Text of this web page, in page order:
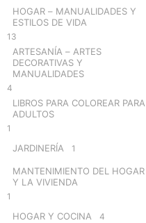
HOGAR – MANUALIDADES Y
ESTILOS DE VIDA
13
ARTESANÍA – ARTES
DECORATIVAS Y
MANUALIDADES
4
LIBROS PARA COLOREAR PARA
ADULTOS
1
JARDINERÍA 1
MANTENIMIENTO DEL HOGAR
Y LA VIVIENDA
1
HOGAR Y COCINA 4